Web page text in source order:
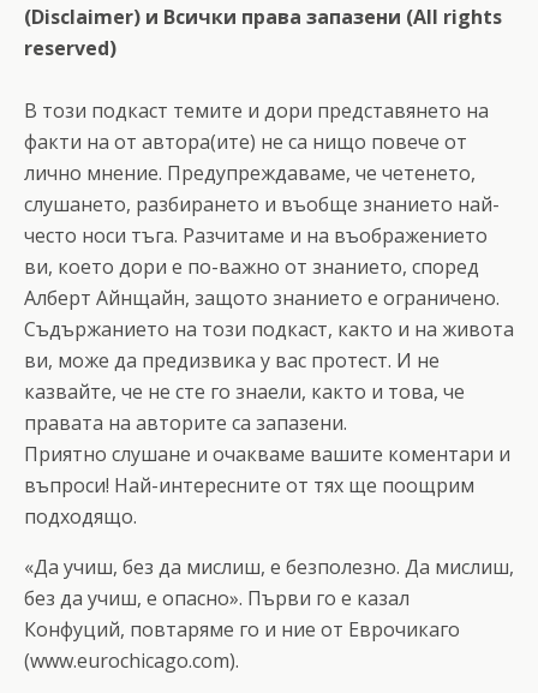
(Disclaimer) и Всички права запазени (All rights
reserved)
В този подкаст темите и дори представянето на
факти на от автора(ите) не са нищо повече от
лично мнение. Предупреждаваме, че четенето,
слушането, разбирането и въобще знанието най-
често носи тъга. Разчитаме и на въображението
ви, което дори е по-важно от знанието, според
Алберт Айнщайн, защото знанието е ограничено.
Съдържанието на този подкаст, както и на живота
ви, може да предизвика у вас протест. И не
казвайте, че не сте го знаели, както и това, че
правата на авторите са запазени.
Приятно слушане и очакваме вашите коментари и
въпроси! Най-интересните от тях ще поощрим
подходящо.
«Да учиш, без да мислиш, е безполезно. Да мислиш,
без да учиш, е опасно». Първи го е казал
Конфуций, повтаряме го и ние от Еврочикаго
(www.eurochicago.com).